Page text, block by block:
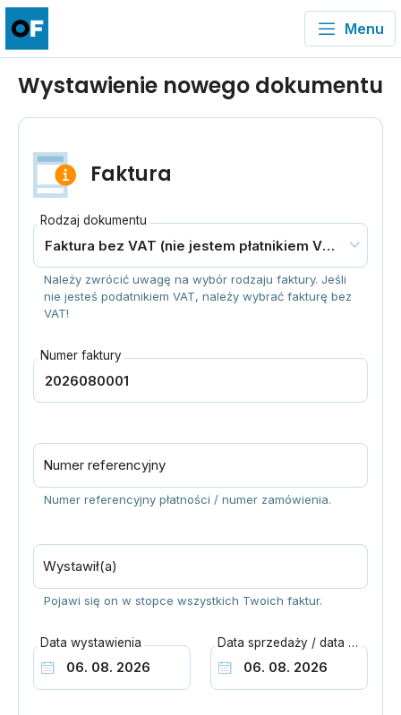
Menu
Wystawienie nowego dokumentu
Faktura
Rodzaj dokumentu
Należy zwrócić uwagę na wybór rodzaju faktury. Jeśli
nie jesteś podatnikiem VAT, należy wybrać fakturę bez
VAT!
Numer faktury
Numer referencyjny
Numer referencyjny płatności / numer zamówienia.
Wystawił(a)
Pojawi się on w stopce wszystkich Twoich faktur.
Data wystawienia Data sprzedaży / data dostawy towaru lub wykonania usługi